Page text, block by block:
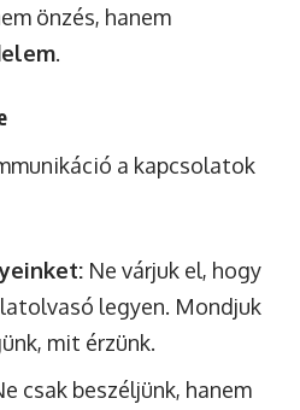
önzés, hanem
.
a kapcsolatok
Ne várjuk el, hogy
legyen. Mondjuk
mit érzünk.
csak beszéljünk, hanem